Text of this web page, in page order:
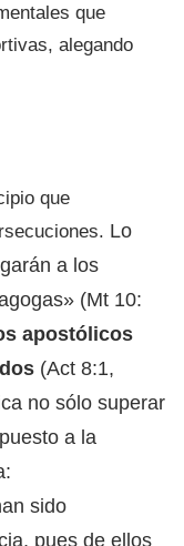
que
alegando
que
Lo
a los
(Mt 10:
apostólicos
(Act 8:1,
no sólo superar
a la
sido
pues de ellos